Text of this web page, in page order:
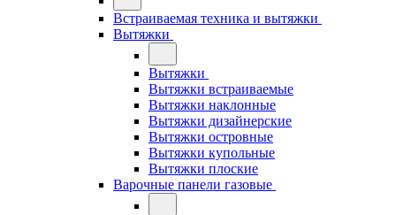
Встраиваемая техника и вытяжки
Вытяжки
Вытяжки
Вытяжки встраиваемые
Вытяжки наклонные
Вытяжки дизайнерские
Вытяжки островные
Вытяжки купольные
Вытяжки плоские
Варочные панели газовые